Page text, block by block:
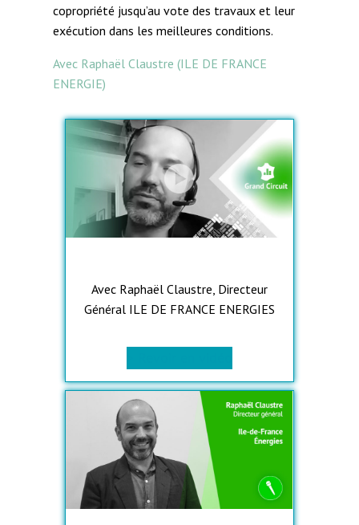
copropriété jusqu’au vote des travaux et leur
exécution dans les meilleures conditions.
Avec Raphaël Claustre (ILE DE FRANCE
ENERGIE)
Avec Raphaël Claustre, Directeur
Général ILE DE FRANCE ENERGIES